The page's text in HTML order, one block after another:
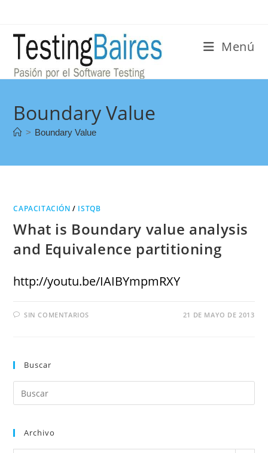
Menú
Boundary Value
> Boundary Value
CAPACITACIÓN / ISTQB
What is Boundary value analysis
and Equivalence partitioning
http://youtu.be/IAIBYmpmRXY
SIN COMENTARIOS 21 DE MAYO DE 2013
Buscar
Archivo